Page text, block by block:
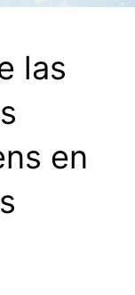
las
en